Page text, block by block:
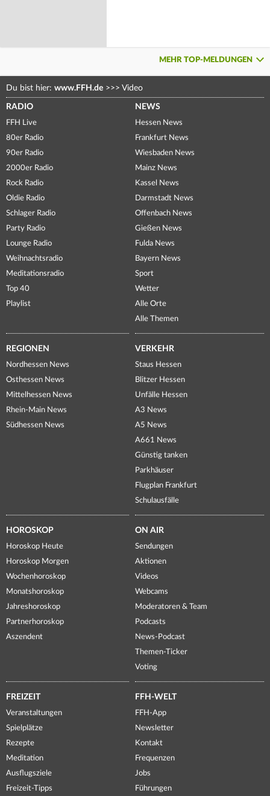
MEHR TOP-MELDUNGEN
Du bist hier: www.FFH.de >>> Video
RADIO
FFH Live
80er Radio
90er Radio
2000er Radio
Rock Radio
Oldie Radio
Schlager Radio
Party Radio
Lounge Radio
Weihnachtsradio
Meditationsradio
Top 40
Playlist
NEWS
Hessen News
Frankfurt News
Wiesbaden News
Mainz News
Kassel News
Darmstadt News
Offenbach News
Gießen News
Fulda News
Bayern News
Sport
Wetter
Alle Orte
Alle Themen
REGIONEN
Nordhessen News
Osthessen News
Mittelhessen News
Rhein-Main News
Südhessen News
VERKEHR
Staus Hessen
Blitzer Hessen
Unfälle Hessen
A3 News
A5 News
A661 News
Günstig tanken
Parkhäuser
Flugplan Frankfurt
Schulausfälle
HOROSKOP
Horoskop Heute
Horoskop Morgen
Wochenhoroskop
Monatshoroskop
Jahreshoroskop
Partnerhoroskop
Aszendent
ON AIR
Sendungen
Aktionen
Videos
Webcams
Moderatoren & Team
Podcasts
News-Podcast
Themen-Ticker
Voting
FREIZEIT
Veranstaltungen
Spielplätze
Rezepte
Meditation
Ausflugsziele
Freizeit-Tipps
FFH-WELT
FFH-App
Newsletter
Kontakt
Frequenzen
Jobs
Führungen